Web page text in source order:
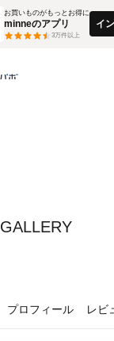
お買いものがもっとお得に
minneのアプリ
3万件以上
イ
プロフィール レビ